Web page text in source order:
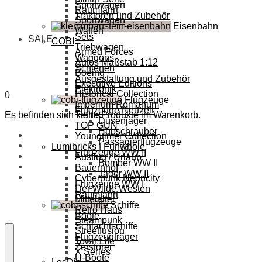
Sportwagen
Traktoren und Zubehör
Eisenbahn
Sets
Triebwagen
Waggons
Schienen
Ausgestaltung und Zubehör
Elektronik
Flugzeuge
Flugzeuge Neuzeit
Düsenjäger
Hubschrauber
Passagierflugzeuge
Flugzeuge WW II
Bomber WW II
Jäger WW II
Flugzeuge WW I
Raumfahrt
Schiffe
Boote
Schlachtschiffe
Flugzeugträger
Zerstörer
U-Boote
Raumfahrt
Sportwagen
Waffen
COBI
Armed Forces
Autos Maßstab 1:12
Boeing
Executive Editions
Historical Collection
Imperium Romanum
Trains
TOP GUN
Youngtimer Collection
Lumibricks | Funwhole
Ausflug / Urlaub
Bauernhof
Cyberpunk Neoncity
Der Wilde Westen
Mittelalter
Retro Haus
Steampunk
Streetfusion
Town Life
X Series
SALE
0
Es befinden sich keine Produkte im Warenkorb.